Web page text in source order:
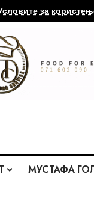
за
МУСТАФА